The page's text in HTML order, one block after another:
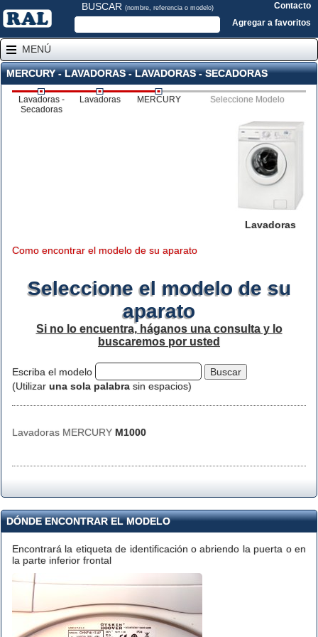
BUSCAR (nombre, referencia o modelo)
Contacto
Agregar a favoritos
MENÚ
MERCURY - LAVADORAS - LAVADORAS - SECADORAS
Lavadoras -
Secadoras
Lavadoras MERCURY Seleccione Modelo
Lavadoras
Como encontrar el modelo de su aparato
Seleccione el modelo de su
aparato
Si no lo encuentra, háganos una consulta y lo
buscaremos por usted
Escriba el modelo
(Utilizar una sola palabra sin espacios)
Lavadoras MERCURY M1000
DÓNDE ENCONTRAR EL MODELO
Encontrará la etiqueta de identificación o abriendo la puerta o en
la parte inferior frontal